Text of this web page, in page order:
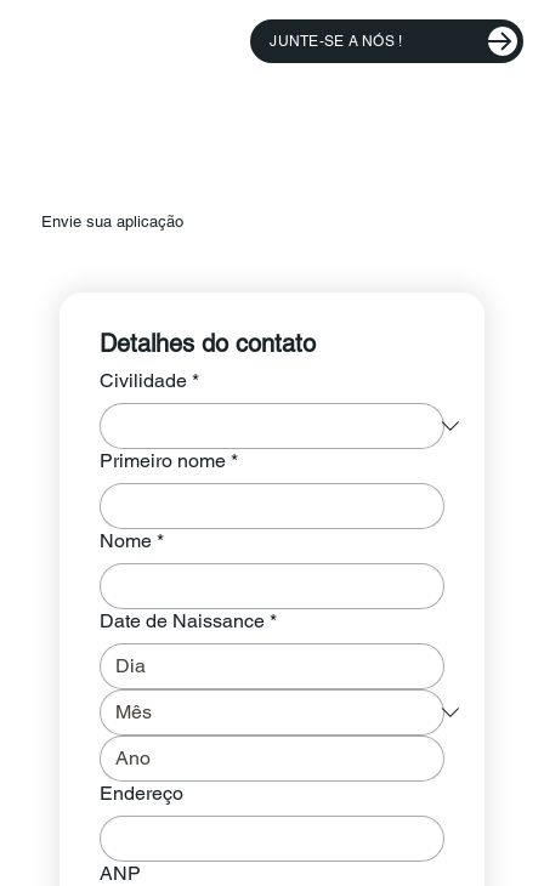
JUNTE-SE A NÓS !
Envie sua aplicação
Detalhes do contato
Civilidade *
Primeiro nome *
Nome *
Date de Naissance *
Endereço
ANP